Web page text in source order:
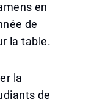
en
de
la table.
la
de